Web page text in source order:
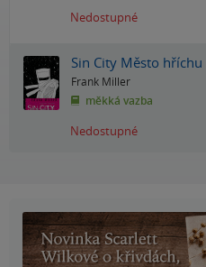
Nedostupné
Sin City Město
Frank Miller
měkká vazba
Nedostupné